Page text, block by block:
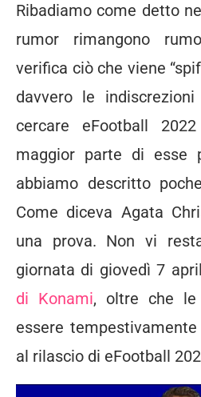
Ribadiamo come detto
rumor rimangono
verifica ciò che viene
davvero le
cercare eFootball
maggior parte di esse
abbiamo descritto
Come diceva Agata
una prova. Non vi
giornata di giovedì 7
di Konami, oltre che le
essere
al rilascio di eFootball